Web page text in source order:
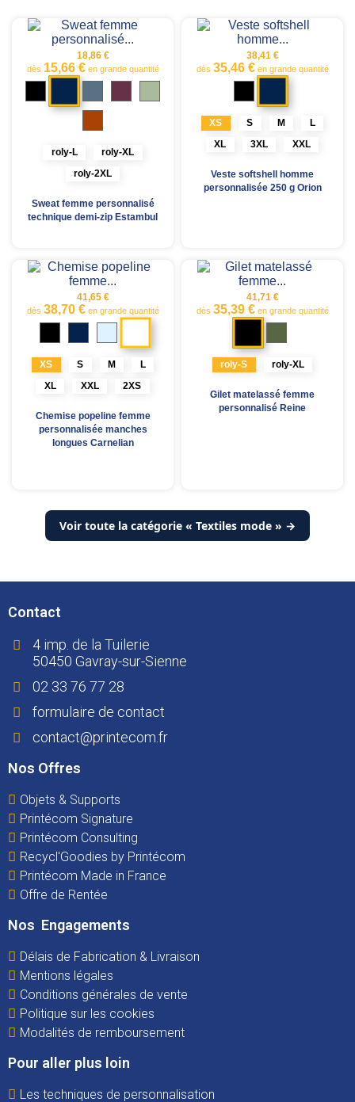
18,86 €
dès 15,66 €en grande quantité
Bleu
marine
roly-L
roly-XL
roly-2XL
Sweat femme personnalisé
technique demi-zip Estambul
38,41 €
dès 35,46 €en grande quantité
storm
XS S M
L
XL
3XL XXL
Veste softshell homme
personnalisée 250 g Orion
41,65 €
dès 38,70 €en grande quantité
XS S M
L
XL
XXL 2XS
Chemise popeline femme
personnalisée manches
longues Carnelian
41,71 €
dès 35,39 €en grande quantité
Noir
roly-S roly-XL
Gilet matelassé femme
personnalisé Reine
Voir toute la catégorie « Textiles mode » →
Contact
4 imp. de la Tuilerie
50450 Gavray-sur-Sienne
02 33 76 77 28
formulaire de contact
contact@printecom.fr
Nos Offres
Objets & Supports
Printécom Signature
Printécom Consulting
Recycl'Goodies by Printécom
Printécom Made in France
Offre de Rentée
Nos Engagements
Délais de Fabrication & Livraison
Mentions légales
Conditions générales de vente
Politique sur les cookies
Modalités de remboursement
Pour aller plus loin
Les techniques de personnalisation